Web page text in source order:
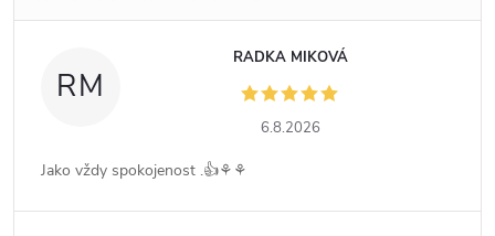
RM
RADKA MIKOVÁ
6.8.2026
Jako vždy spokojenost .👍⚘️⚘️